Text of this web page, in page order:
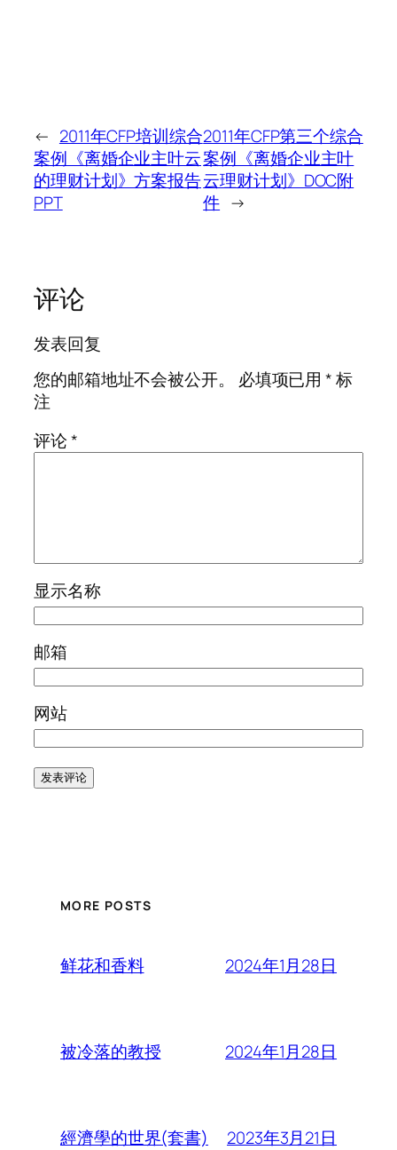
← 2011年CFP培训综合
案例《离婚企业主叶云
的理财计划》方案报告
PPT
2011年CFP第三个综合
案例《离婚企业主叶
云理财计划》DOC附
件 →
评论
发表回复
您的邮箱地址不会被公开。
必填项已用*标
注
评论*
显示名称
邮箱
网站
MORE POSTS
鲜花和香料 2024年1月28日
被冷落的教授 2024年1月28日
經濟學的世界(套書) 2023年3月21日